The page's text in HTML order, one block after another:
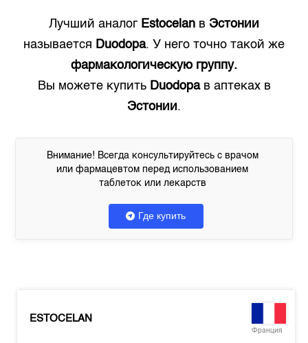
Лучший аналог Estocelan в Эстонии
называется Duodopa. У него точно такой же
фармакологическую группу.
Вы можете купить Duodopaв аптеках в
Эстонии.
Внимание! Всегда консультируйтесь с врачом
или фармацевтом перед использованием
таблеток или лекарств
Где купить
ESTOCELAN
Франция